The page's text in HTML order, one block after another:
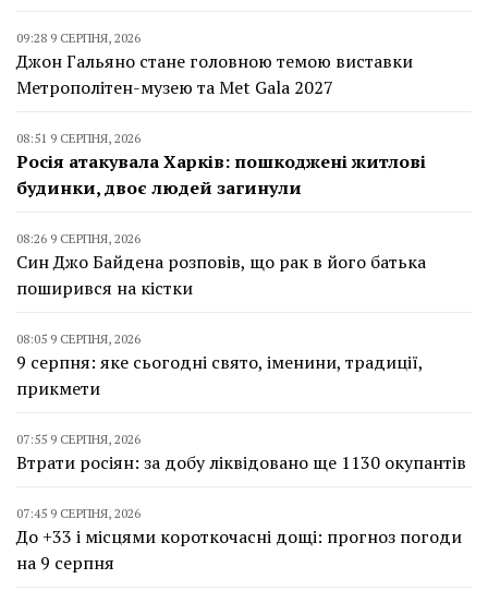
09:28 9 СЕРПНЯ, 2026
Джон Гальяно стане головною темою виставки
Метрополітен-музею та Met Gala 2027
08:51 9 СЕРПНЯ, 2026
Росія атакувала Харків: пошкоджені житлові
будинки, двоє людей загинули
08:26 9 СЕРПНЯ, 2026
Син Джо Байдена розповів, що рак в його батька
поширився на кістки
08:05 9 СЕРПНЯ, 2026
9 серпня: яке сьогодні свято, іменини, традиції,
прикмети
07:55 9 СЕРПНЯ, 2026
Втрати росіян: за добу ліквідовано ще 1130 окупантів
07:45 9 СЕРПНЯ, 2026
До +33 і місцями короткочасні дощі: прогноз погоди
на 9 серпня